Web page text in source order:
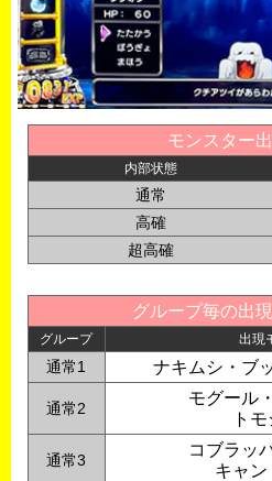
モンスター
内部状態
通常
高確
超高確
グループ毎の出
グループ 出現
通常1 ナキムシ・ブ
通常2
モグール
ト
通常3
コブラッ
キャン